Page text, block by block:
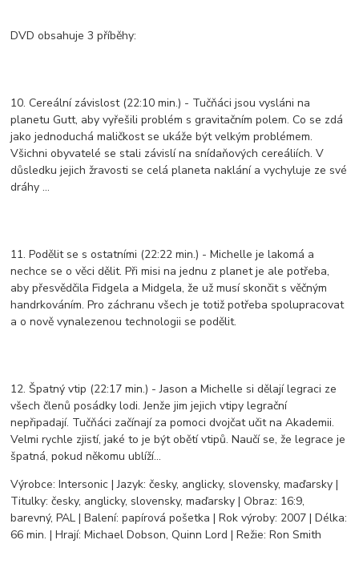
DVD obsahuje 3 příběhy:
10. Cereální závislost (22:10 min.) - Tučňáci jsou vysláni na
planetu Gutt, aby vyřešili problém s gravitačním polem. Co se zdá
jako jednoduchá maličkost se ukáže být velkým problémem.
Všichni obyvatelé se stali závislí na snídaňových cereáliích. V
důsledku jejich žravosti se celá planeta naklání a vychyluje ze své
dráhy ...
11. Podělit se s ostatními (22:22 min.) - Michelle je lakomá a
nechce se o věci dělit. Při misi na jednu z planet je ale potřeba,
aby přesvědčila Fidgela a Midgela, že už musí skončit s věčným
handrkováním. Pro záchranu všech je totiž potřeba spolupracovat
a o nově vynalezenou technologii se podělit.
12. Špatný vtip (22:17 min.) - Jason a Michelle si dělají legraci ze
všech členů posádky lodi. Jenže jim jejich vtipy legrační
nepřipadají. Tučňáci začínají za pomoci dvojčat učit na Akademii.
Velmi rychle zjistí, jaké to je být obětí vtipů. Naučí se, že legrace je
špatná, pokud někomu ublíží...
Výrobce: Intersonic | Jazyk: česky, anglicky, slovensky, maďarsky |
Titulky: česky, anglicky, slovensky, maďarsky | Obraz: 16:9,
barevný, PAL | Balení: papírová pošetka | Rok výroby: 2007 | Délka:
66 min. | Hrají: Michael Dobson, Quinn Lord | Režie: Ron Smith